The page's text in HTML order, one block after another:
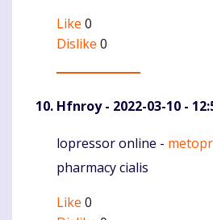
Like 0
Dislike 0
Hfnroy- 2022-03-10 -
Komentaras
lopressor online -
pharmacy cialis
Like 0